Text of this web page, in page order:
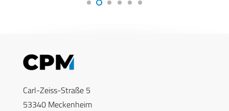
Carl-Zeiss-Straße 5
53340 Meckenheim